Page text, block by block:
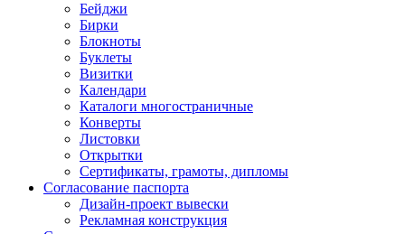
Бейджи
Бирки
Блокноты
Буклеты
Визитки
Календари
Каталоги многостраничные
Конверты
Листовки
Открытки
Сертификаты, грамоты, дипломы
Согласование паспорта
Дизайн-проект вывески
Рекламная конструкция